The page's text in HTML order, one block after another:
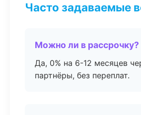
Часто задаваемые
Можно ли в рассрочку?
Да, 0% на 6-12 месяцев
партнёры, без переплат.